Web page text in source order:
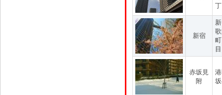
新宿
目
赤坂見
附